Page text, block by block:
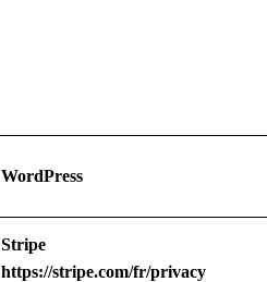
WordPress
Stripe
https://stripe.com/fr/privacy